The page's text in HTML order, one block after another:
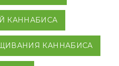
КАННАБИСА
КАННАБИСА